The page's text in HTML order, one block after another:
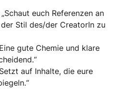
euch Referenzen an
Stil des/der CreatorIn zu
gute Chemie und klare
auf Inhalte, die eure